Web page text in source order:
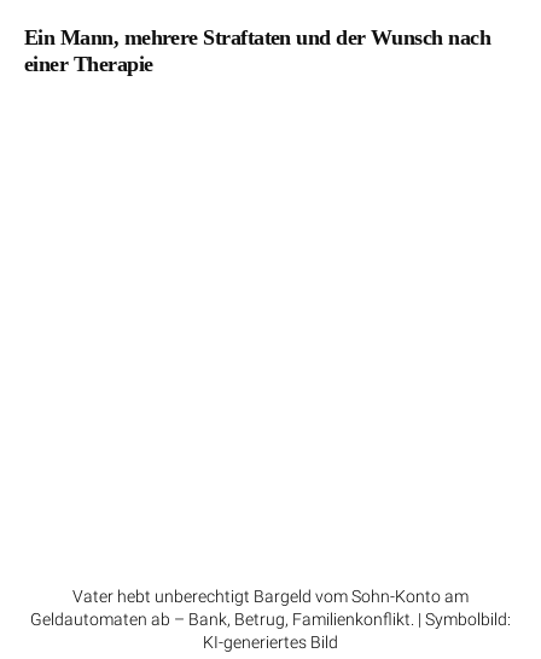
Ein Mann, mehrere Straftaten und der Wunsch nach
einer Therapie
Vater hebt unberechtigt Bargeld vom Sohn-Konto am
Geldautomaten ab – Bank, Betrug, Familienkonflikt. | Symbolbild:
KI-generiertes Bild